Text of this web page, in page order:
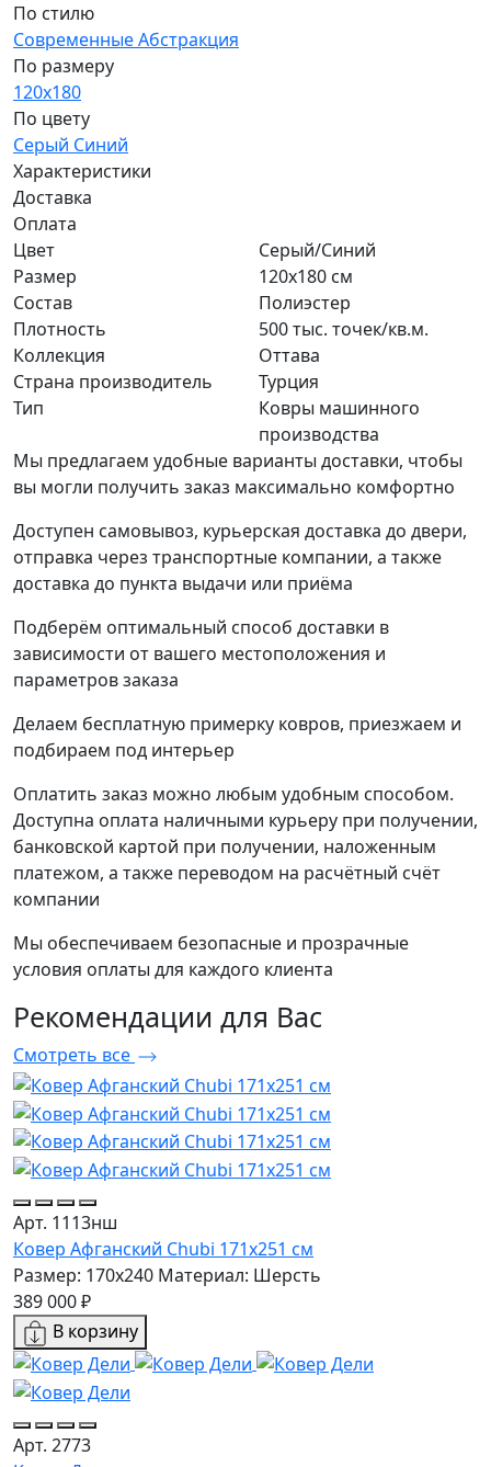
По стилю
СовременныеАбстракция
По размеру
120x180
По цвету
Серый Синий
Характеристики
Доставка
Оплата
Цвет
Серый/Синий
Размер
120x180 см
Состав
Полиэстер
Плотность
500 тыс. точек/кв.м.
Коллекция
Оттава
Страна производитель
Турция
Тип
Ковры машинного
производства
Мы предлагаем удобные варианты доставки, чтобы
вы могли получить заказ максимально комфортно
Доступен самовывоз, курьерская доставка до двери,
отправка через транспортные компании, а также
доставка до пункта выдачи или приёма
Подберём оптимальный способ доставки в
зависимости от вашего местоположения и
параметров заказа
Делаем бесплатную примерку ковров, приезжаем и
подбираем под интерьер
Оплатить заказ можно любым удобным способом.
Доступна оплата наличными курьеру при получении,
банковской картой при получении, наложенным
платежом, а также переводом на расчётный счёт
компании
Мы обеспечиваем безопасные и прозрачные
условия оплаты для каждого клиента
Рекомендации для Вас
Смотреть все
Арт. 1113нш
Ковер Афганский Chubi 171x251 см
Размер: 170x240 Материал: Шерсть
389 000 ₽
В корзину
Арт. 2773